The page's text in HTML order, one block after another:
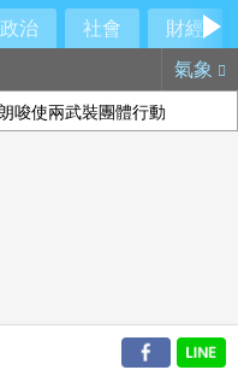
政治 社會
財經
氣象
唆使兩武裝團體行動